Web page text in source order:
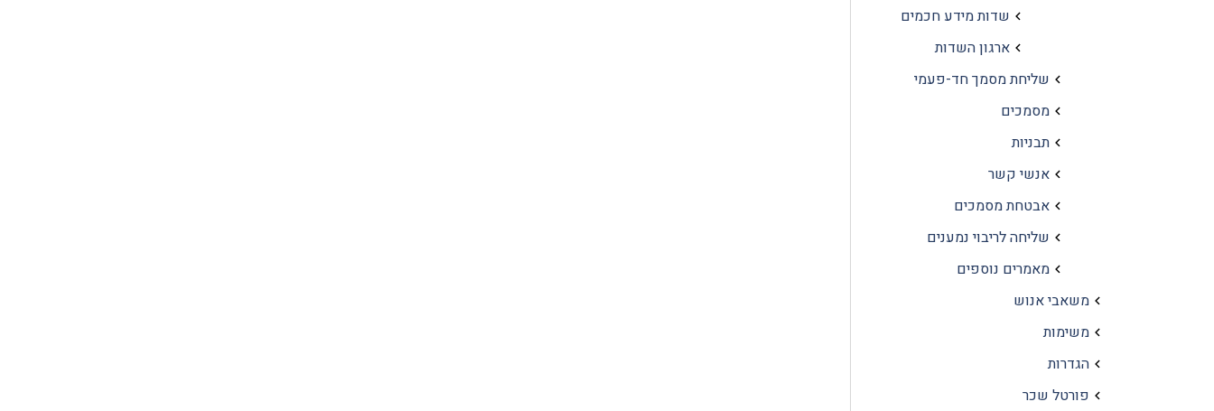
שדות מידע חכמים
ארגון השדות
שליחת מסמך חד-פעמי
מסמכים
תבניות
אנשי קשר
אבטחת מסמכים
שליחה לריבוי נמענים
מאמרים נוספים
משאבי אנוש
משימות
הגדרות
פורטל שכר